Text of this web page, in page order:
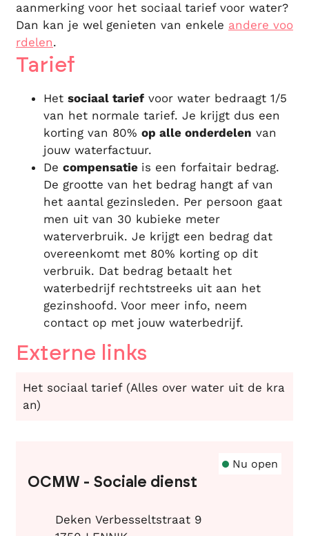
aanmerking voor het sociaal tarief voor water?
Dan kan je wel genieten van enkele andere voo
rdelen.
Tarief
Het sociaal tarief voor water bedraagt 1/5
van het normale tarief. Je krijgt dus een
korting van 80% op alle onderdelen van
jouw waterfactuur.
De compensatie is een forfaitair bedrag.
De grootte van het bedrag hangt af van
het aantal gezinsleden. Per persoon gaat
men uit van 30 kubieke meter
waterverbruik. Je krijgt een bedrag dat
overeenkomt met 80% korting op dit
verbruik. Dat bedrag betaalt het
waterbedrijf rechtstreeks uit aan het
gezinshoofd. Voor meer info, neem
contact op met jouw waterbedrijf.
Externe links
Het sociaal tarief (Alles over water uit de kra
an)
OCMW - Sociale dienst
Nu open
AdresDeken Verbesseltstraat 9